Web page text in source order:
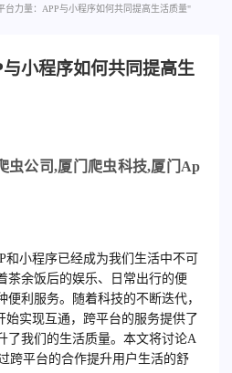
台力量：APP与小程序如何共同提高生活质量"
小程序如何共同提高生
虫公司,厦门爬虫科技,厦门 Ap
小程序已经成为我们生活中不可
茶余饭后的娱乐、日常出行的便
利服务。随着科技的不断迭代，
始实现互通，跨平台的服务提供了
了我们的生活质量。本文将讨论A
跨平台的合作提升用户生活的舒